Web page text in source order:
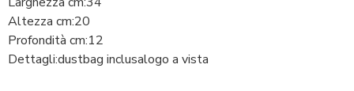
Altezza cm:20
Profondità cm:12
Dettagli:dustbag inclusalogo a vista